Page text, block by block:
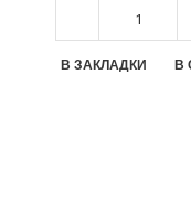
В ЗАКЛАДКИ В